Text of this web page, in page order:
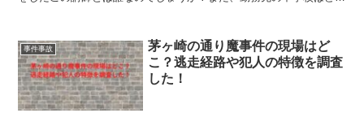
事件事故
茅ヶ崎の通り魔事件の現場はど
こ？逃走経路や犯人の特徴を調査
した！